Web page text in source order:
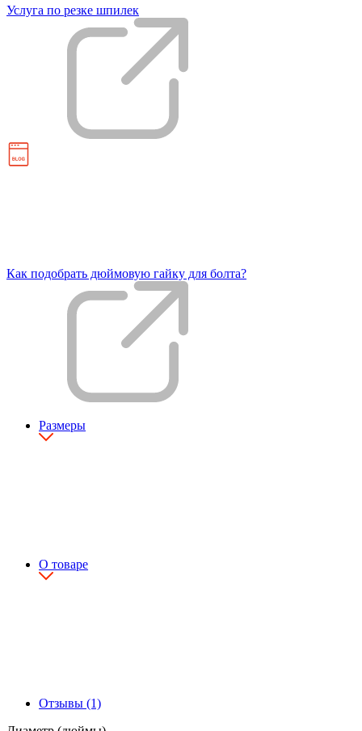
Услуга по резке шпилек
Как подобрать дюймовую гайку для болта?
Размеры
О товаре
Отзывы (1)